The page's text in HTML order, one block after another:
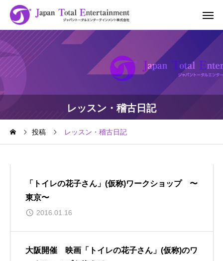
レッスン・稽古日記
投稿 レッスン・稽古日記
「トイレの花子さん」(仮称)ワークショップ 〜
東京〜
2016.01.16
大阪開催 映画「トイレの花子さん」(仮称)のワ